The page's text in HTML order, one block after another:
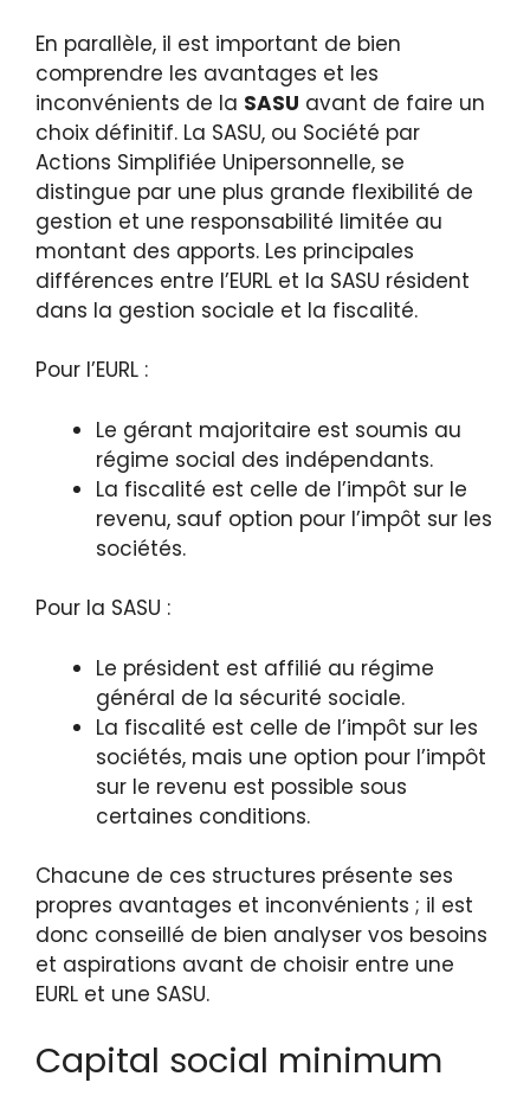
En parallèle, il est important de bien
comprendre les avantages et les
inconvénients de la SASU avant de faire un
choix définitif. La SASU, ou Société par
Actions Simplifiée Unipersonnelle, se
distingue par une plus grande flexibilité de
gestion et une responsabilité limitée au
montant des apports. Les principales
différences entre l’EURL et la SASU résident
dans la gestion sociale et la fiscalité.
Pour l’EURL :
Le gérant majoritaire est soumis au
régime social des indépendants.
La fiscalité est celle de l’impôt sur le
revenu, sauf option pour l’impôt sur les
sociétés.
Pour la SASU :
Le président est affilié au régime
général de la sécurité sociale.
La fiscalité est celle de l’impôt sur les
sociétés, mais une option pour l’impôt
sur le revenu est possible sous
certaines conditions.
Chacune de ces structures présente ses
propres avantages et inconvénients ; il est
donc conseillé de bien analyser vos besoins
et aspirations avant de choisir entre une
EURL et une SASU.
Capital social minimum